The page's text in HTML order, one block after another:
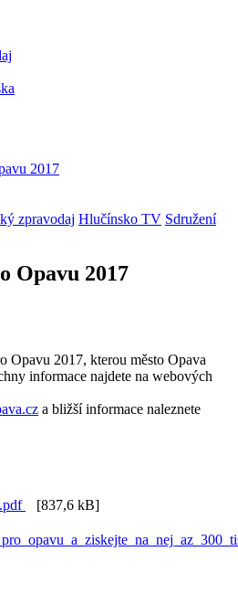
2017
zpravodaj Hlučínsko TV Sdružení
Opavu 2017
Opavu 2017, kterou město Opava
informace najdete na webových
a bližší informace naleznete
[837,6 kB]